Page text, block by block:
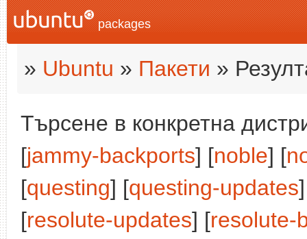
packages
» Ubuntu » Пакети »
Търсене в конкретна
[jammy-backports] [noble] [
[questing] [questing-updates
[resolute-updates] [resolute-